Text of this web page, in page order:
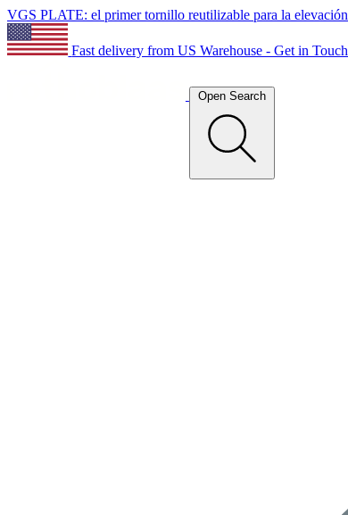
VGS PLATE: el primer tornillo reutilizable para la elevación
Fast delivery from US Warehouse - Get in Touch
Open Search